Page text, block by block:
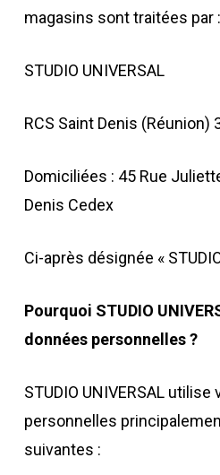
magasins sont traitées par :
STUDIO UNIVERSAL
RCS Saint Denis (Réunion)
Domiciliées : 45 Rue
Denis Cedex
Ci-après désignée «
Pourquoi STUDIO
données personnelles ?
STUDIO UNIVERSAL
personnelles
suivantes :